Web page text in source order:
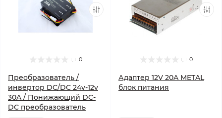
0
Преобразователь /
инвертор DC/DC 24v-12v
30A / Понижающий DC-
DC преобразователь
0
Адаптер 12V 20A METAL
блок питания